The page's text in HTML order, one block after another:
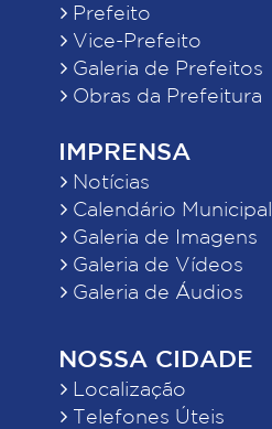
Prefeito
Vice-Prefeito
Galeria de Prefeitos
Obras da Prefeitura
IMPRENSA
Notícias
Calendário Municipal
Galeria de Imagens
Galeria de Vídeos
Galeria de Áudios
NOSSA CIDADE
Localização
Telefones Úteis